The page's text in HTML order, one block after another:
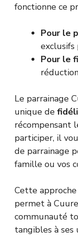
fonctionne ce
Pour le
Pour le
Le parrainage
unique de
récompensant
participer, il
de parrainage
famille ou vos
Cette
permet à
communauté
tangibles à ses